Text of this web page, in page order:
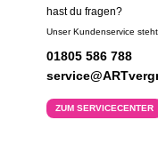
hast du fragen?
Unser Kundenservice
01805 586 788
ZUM SERVICECENTER